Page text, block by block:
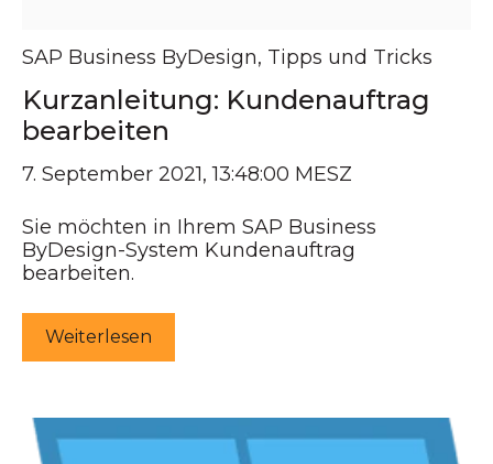
SAP Business ByDesign, Tipps und Tricks
Kurzanleitung: Kundenauftrag
bearbeiten
7. September 2021, 13:48:00 MESZ
Sie möchten in Ihrem SAP Business
ByDesign-System Kundenauftrag
bearbeiten.
Weiterlesen